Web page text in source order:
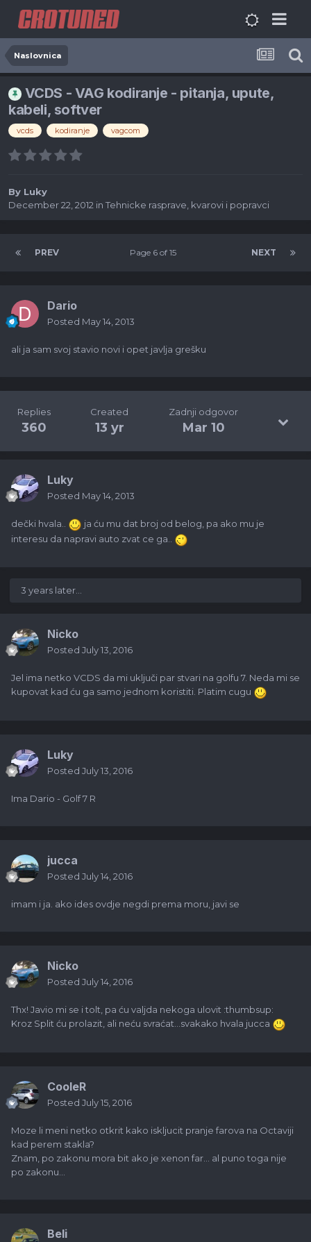
Naslovnica
VCDS - VAG kodiranje - pitanja, upute,
kabeli, softver
vcds kodiranje vagcom
By Luky
December 22, 2012 in Tehnicke rasprave, kvarovi i popravci
PREV NEXT
Page 6 of 15
Dario
Posted May 14, 2013
ali ja sam svoj stavio novi i opet javlja grešku
Replies
360
Created
13 yr
Zadnji odgovor
Mar 10
Luky
Posted May 14, 2013
dečki hvala..
ja ću mu dat broj od belog, pa ako mu je
interesu da napravi auto zvat ce ga..
3 years later...
Nicko
Posted July 13, 2016
Jel ima netko VCDS da mi uključi par stvari na golfu 7. Neda mi se
kupovat kad ću ga samo jednom koristiti. Platim cugu
Luky
Posted July 13, 2016
Ima Dario - Golf 7 R
jucca
Posted July 14, 2016
imam i ja. ako ides ovdje negdi prema moru, javi se
Nicko
Posted July 14, 2016
Thx! Javio mi se i tolt, pa ću valjda nekoga ulovit :thumbsup:
Kroz Split ću prolazit, ali neću svraćat...svakako hvala jucca
CooleR
Posted July 15, 2016
Moze li meni netko otkrit kako iskljucit pranje farova na Octaviji
kad perem stakla?
Znam, po zakonu mora bit ako je xenon far... al puno toga nije
po zakonu...
Beli